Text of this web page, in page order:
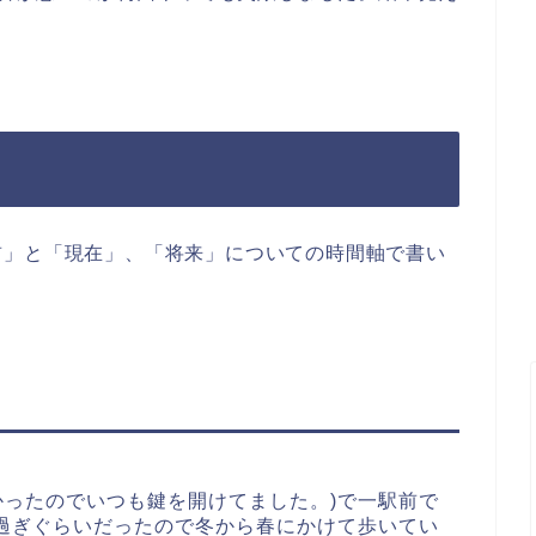
と「現在」、「将来」についての時間軸で書い
たのでいつも鍵を開けてました。)で一駅前で
ぐらいだったので冬から春にかけて歩いてい